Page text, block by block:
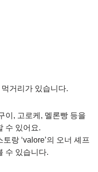
거리가 있습니다.
이, 고로케, 멜론빵 등을
수 있어요.
랑 ‘valore’의 오너 셰프
수 있습니다.